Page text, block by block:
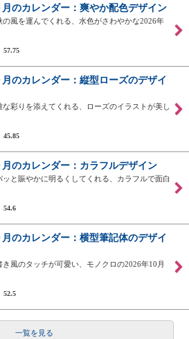
月のカレンダー：爽やか配色デザイン
の風を運んでくれる、水色がさわやかな2026年
57.75
月のカレンダー：縦型ローズのデザイ
な彩りを添えてくれる、ローズのイラストが美し
45.85
月のカレンダー：カラフルデザイン
ッと賑やかに明るくしてくれる、カラフルで面白
54.6
月のカレンダー：横型筆記体のデザイ
風のタッチが可愛い、モノクロの2026年10月
52.5
一覧を見る